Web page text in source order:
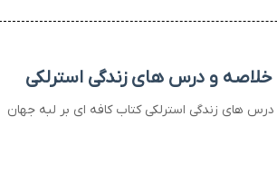
خلاصه و درس های زندگی استرلکی
های زندگی استرلکی کتاب کافه ای بر لبه جهان